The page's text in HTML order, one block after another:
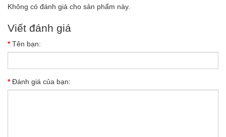
Không có đánh giá cho sản phẩm này.
Viết đánh giá
Tên bạn:
Đánh giá của bạn: